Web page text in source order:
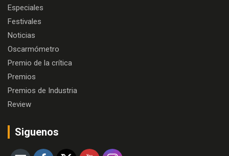
Especiales
Festivales
Noticias
Oscarmómetro
Premio de la crítica
Premios
Premios de Industria
Review
Siguenos